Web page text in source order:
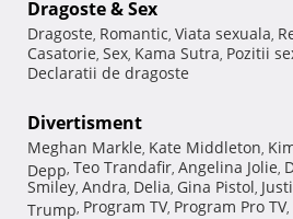
Dragoste & Sex
Dragoste, Romantic, Viata sexuala,
Casatorie, Sex, Kama Sutra, Pozitii
Declaratii de dragoste
Divertisment
Meghan Markle, Kate Middleton,
Depp, Teo Trandafir, Angelina Jolie,
Smiley, Andra, Delia, Gina Pistol,
Trump, Program TV, Program Pro TV,